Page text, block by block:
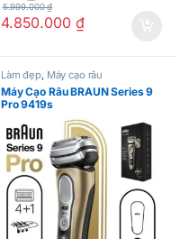
4.850.000 ₫
5.999.000₫
Làm đẹp, Máy cạo râu
Máy Cạo Râu BRAUN Series 9
Pro 9419s